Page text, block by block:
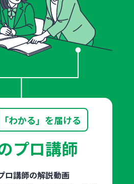
「わかる」を届ける
プロ講師
ロ講師の解説動画